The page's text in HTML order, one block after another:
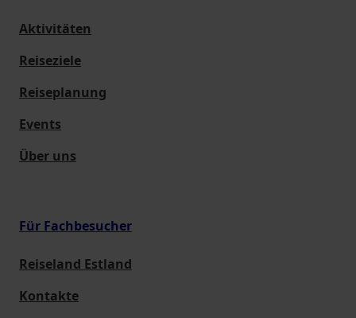
Aktivitäten
Reiseziele
Reiseplanung
Events
Über uns
Für Fachbesucher
Reiseland Estland
Kontakte